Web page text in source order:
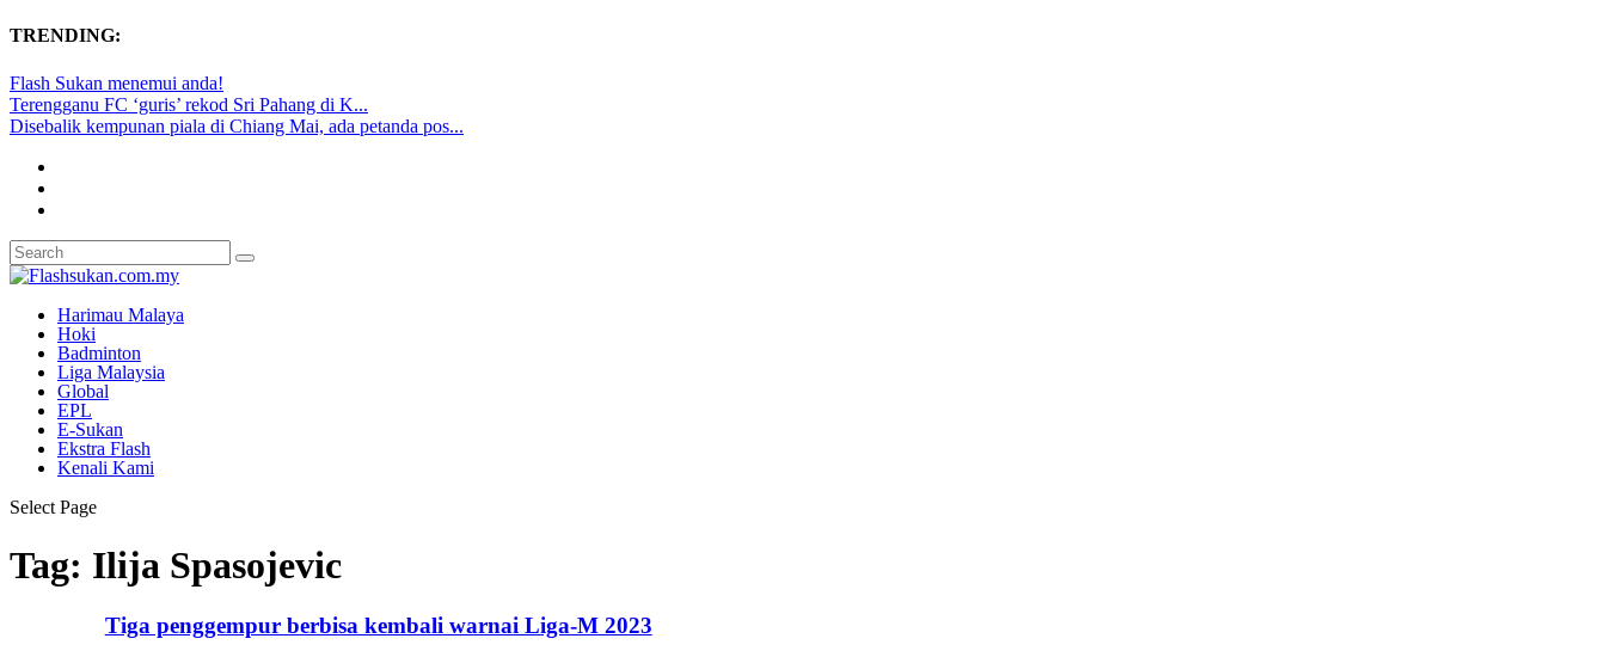
TRENDING:
Flash Sukan menemui anda!
Terengganu FC ‘guris’ rekod Sri Pahang di K...
Disebalik kempunan piala di Chiang Mai, ada petanda pos...
Harimau Malaya
Hoki
Badminton
Liga Malaysia
Global
EPL
E-Sukan
Ekstra Flash
Kenali Kami
Select Page
Tag: Ilija Spasojevic
Tiga penggempur berbisa kembali warnai Liga-M 2023